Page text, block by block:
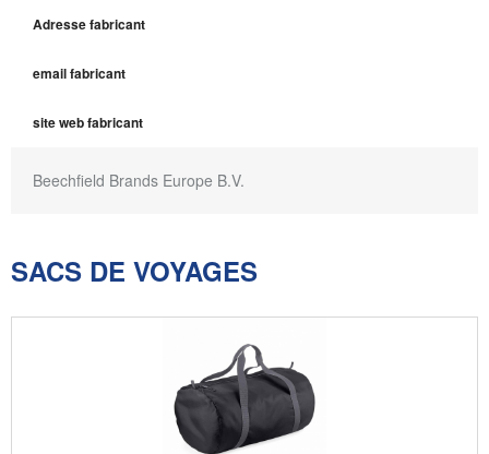
Adresse fabricant
email fabricant
site web fabricant
Beechfield Brands Europe B.V.
SACS DE VOYAGES